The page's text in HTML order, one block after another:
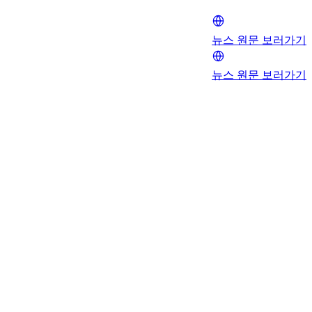
뉴스 원문 보러가기
뉴스 원문 보러가기